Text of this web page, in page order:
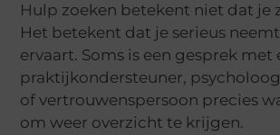
Hulp zoeken betekent niet dat je
Het betekent dat je serieus
ervaart. Soms is een gesprek met
praktijkondersteuner,
of vertrouwenspersoon precies
om weer overzicht te krijgen.